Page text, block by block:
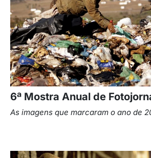
6ª Mostra Anual de
As imagens que marcaram o ano de